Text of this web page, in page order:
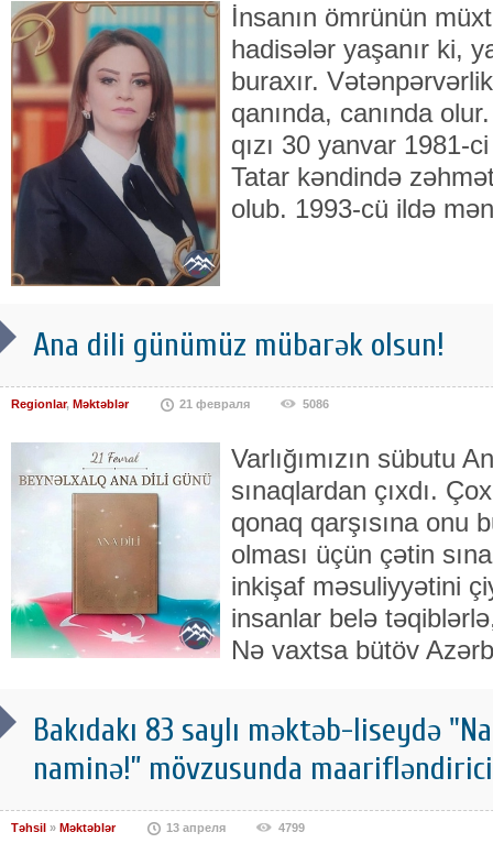
İnsanın ömrünün
hadisələr yaşanır ki,
buraxır.
qanında, canında
qızı 30 yanvar 1981-
Tatar kəndində
olub. 1993-cü ildə
Ana dili günümüz mübarək olsun!
Regionlar, Məktəblər 21 февраля 5086
Varlığımızın sübutu
sınaqlardan çıxdı.
qonaq qarşısına onu
olması üçün çətin
inkişaf məsuliyyətini
insanlar belə
Nə vaxtsa bütöv
Bakıdakı 83 saylı məktəb-liseydə
naminə!” mövzusunda
Təhsil » Məktəblər 13 апреля 4799